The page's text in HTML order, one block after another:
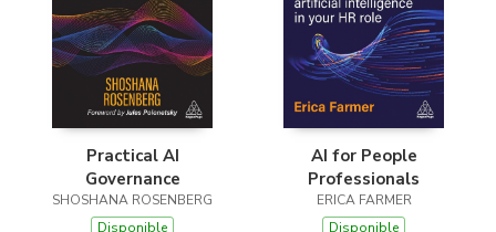
Practical AI
Governance
SHOSHANA ROSENBERG
Disponible
AI for People
Professionals
ERICA FARMER
Disponible